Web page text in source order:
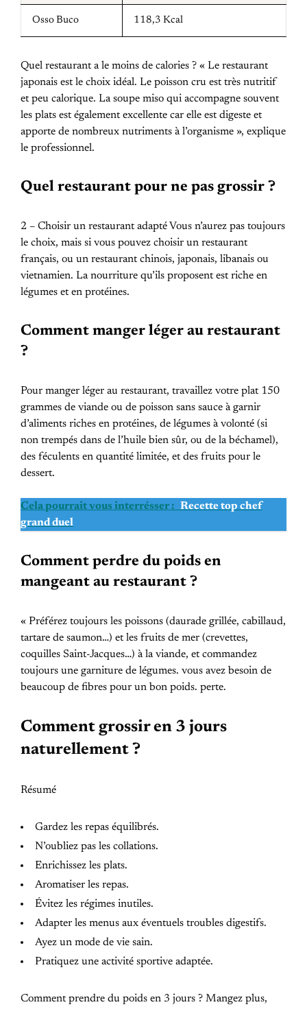
Osso Buco 118,3 Kcal
Quel restaurant a le moins de calories ? « Le restaurant
japonais est le choix idéal. Le poisson cru est très nutritif
et peu calorique. La soupe miso qui accompagne souvent
les plats est également excellente car elle est digeste et
apporte de nombreux nutriments à l’organisme », explique
le professionnel.
Quel restaurant pour ne pas grossir ?
2 – Choisir un restaurant adapté Vous n’aurez pas toujours
le choix, mais si vous pouvez choisir un restaurant
français, ou un restaurant chinois, japonais, libanais ou
vietnamien. La nourriture qu’ils proposent est riche en
légumes et en protéines.
Comment manger léger au restaurant
?
Pour manger léger au restaurant, travaillez votre plat 150
grammes de viande ou de poisson sans sauce à garnir
d’aliments riches en protéines, de légumes à volonté (si
non trempés dans de l’huile bien sûr, ou de la béchamel),
des féculents en quantité limitée, et des fruits pour le
dessert.
Cela pourrait vous interrésser : Recette top chef
grand duel
Comment perdre du poids en
mangeant au restaurant ?
« Préférez toujours les poissons (daurade grillée, cabillaud,
tartare de saumon…) et les fruits de mer (crevettes,
coquilles Saint-Jacques…) à la viande, et commandez
toujours une garniture de légumes. vous avez besoin de
beaucoup de fibres pour un bon poids. perte.
Comment grossir en 3 jours
naturellement ?
Résumé
Gardez les repas équilibrés.
N’oubliez pas les collations.
Enrichissez les plats.
Aromatiser les repas.
Évitez les régimes inutiles.
Adapter les menus aux éventuels troubles digestifs.
Ayez un mode de vie sain.
Pratiquez une activité sportive adaptée.
Comment prendre du poids en 3 jours ? Mangez plus,